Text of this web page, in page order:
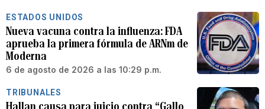
ESTADOS UNIDOS
Nueva vacuna contra la influenza: FDA
aprueba la primera fórmula de ARNm de
Moderna
6 de agosto de 2026 a las 10:29 p.m.
TRIBUNALES
Hallan causa para juicio contra “Gallo